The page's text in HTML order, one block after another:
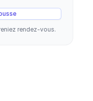
rendez-vous.